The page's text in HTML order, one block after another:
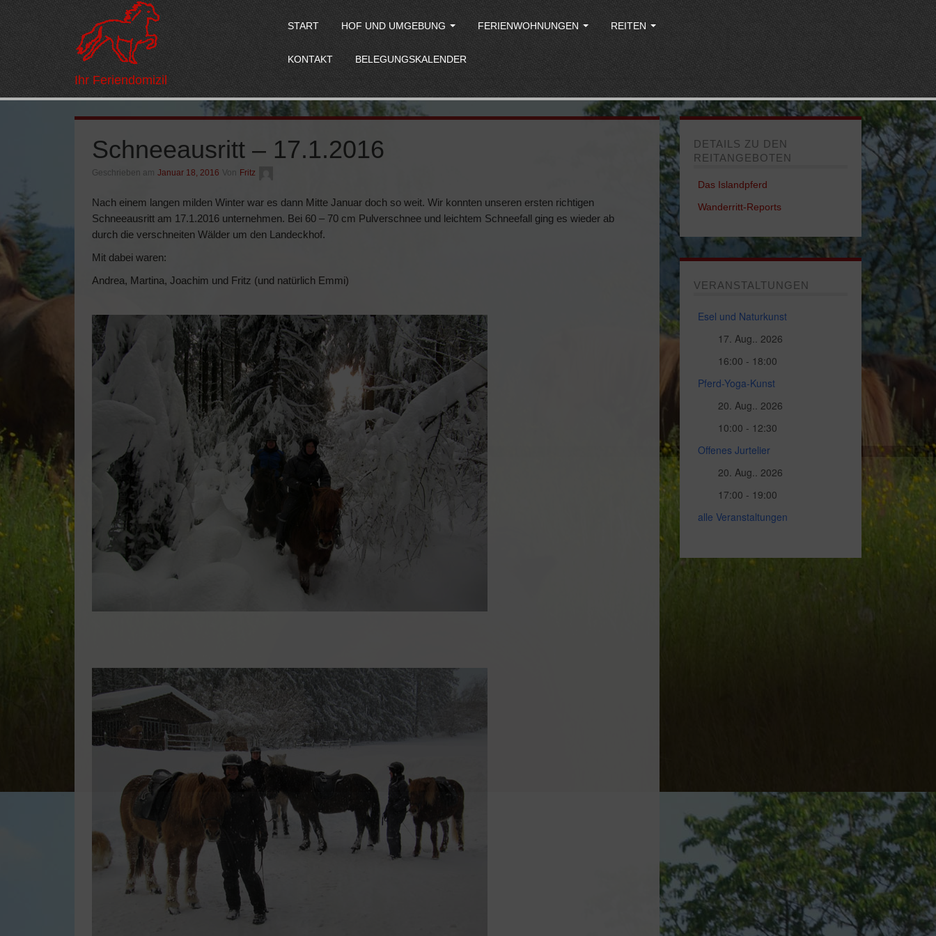
Ihr Feriendomizil
START HOF UND UMGEBUNG FERIENWOHNUNGEN REITEN
KONTAKT BELEGUNGSKALENDER
Schneeausritt – 17.1.2016
Geschrieben am Januar 18, 2016 Von Fritz
Nach einem langen milden Winter war es dann Mitte Januar doch so weit. Wir konnten unseren ersten richtigen
Schneeausritt am 17.1.2016 unternehmen. Bei 60 – 70 cm Pulverschnee und leichtem Schneefall ging es wieder ab
durch die verschneiten Wälder um den Landeckhof.
Mit dabei waren:
Andrea, Martina, Joachim und Fritz (und natürlich Emmi)
DETAILS ZU DEN
REITANGEBOTEN
Das Islandpferd
Wanderritt-Reports
VERANSTALTUNGEN
Esel und Naturkunst
17. Aug.. 2026
16:00 - 18:00
Pferd-Yoga-Kunst
20. Aug.. 2026
10:00 - 12:30
Offenes Jurtelier
20. Aug.. 2026
17:00 - 19:00
alle Veranstaltungen